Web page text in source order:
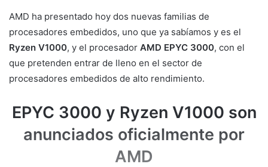
AMD ha presentado hoy dos nuevas familias de
procesadores embedidos, uno que ya sabíamos y es el
Ryzen V1000, y el procesador AMD EPYC 3000, con el
que pretenden entrar de lleno en el sector de
procesadores embedidos de alto rendimiento.
EPYC 3000 y Ryzen V1000 son
anunciados oficialmente por
AMD